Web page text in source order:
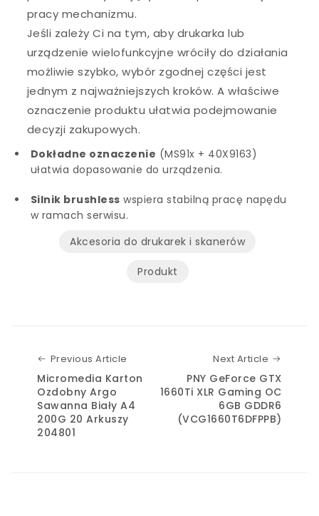
pracy mechanizmu.
Jeśli zależy Ci na tym, aby drukarka lub
urządzenie wielofunkcyjne wróciły do działania
możliwie szybko, wybór zgodnej części jest
jednym z najważniejszych kroków. A właściwe
oznaczenie produktu ułatwia podejmowanie
decyzji zakupowych.
Dokładne oznaczenie (MS91x + 40X9163)
ułatwia dopasowanie do urządzenia.
Silnik brushless wspiera stabilną pracę napędu
w ramach serwisu.
Akcesoria do drukarek i skanerów
Produkt
Previous Article
Micromedia Karton
Ozdobny Argo
Sawanna Biały A4
200G 20 Arkuszy
204801
Next Article
PNY GeForce GTX
1660Ti XLR Gaming OC
6GB GDDR6
(VCG1660T6DFPPB)